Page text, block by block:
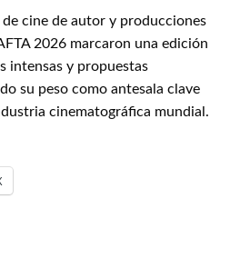
cine de autor y producciones
2026 marcaron una edición
intensas y propuestas
su peso como antesala clave
cinematográfica mundial.